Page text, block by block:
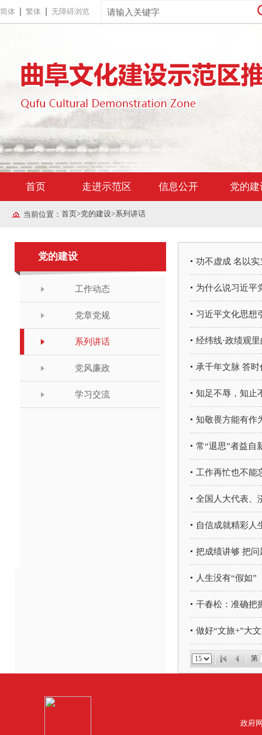
简体 繁体 无障碍浏览
首页 走进示范区 信息公开 党的建
当前位置： 首页>党的建设>系列讲话
党的建设
工作动态
党章党规
系列讲话
党风廉政
学习交流
功不虚成 名以实
为什么说习近平
习近平文化思想
经纬线·政绩观
承千年文脉 答时
知足不辱，知止
知敬畏方能有作
常“退思”者益自
工作再忙也不能
全国人大代表、
自信成就精彩人
把成绩讲够 把问
人生没有“假如”
干春松：准确把
做好“文旅+”大
第
政府